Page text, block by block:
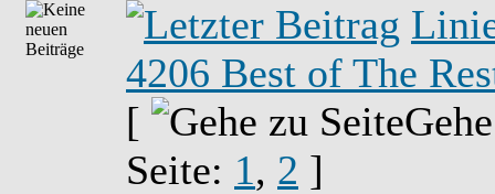
4206 Best of The
[
Seite: 1, 2 ]